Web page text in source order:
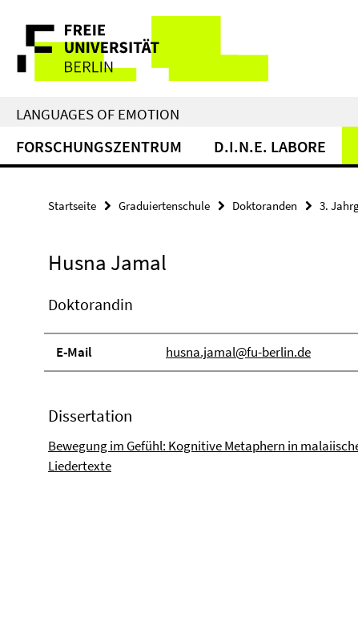
direkt
Inhalt
Service-
Navigation
LANGUAGES OF EMOTION
FORSCHUNGSZENTRUM D.I.N.E. LABORE
Startseite Graduiertenschule Doktoranden 3.
Husna Jamal
Doktorandin
E-Mail husna.jamal@fu-berlin.de
Dissertation
Bewegung im Gefühl: Kognitive Metaphern in
Liedertexte